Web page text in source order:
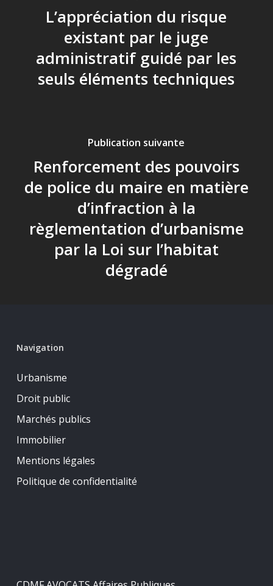
L’appréciation du risque
existant par le juge
administratif guidé par les
seuls éléments techniques
Publication suivante
Renforcement des pouvoirs
de police du maire en matière
d’infraction à la
règlementation d’urbanisme
par la Loi sur l’habitat
dégradé
Navigation
Urbanisme
Droit public
Marchés publics
Immobilier
Mentions légales
Politique de confidentialité